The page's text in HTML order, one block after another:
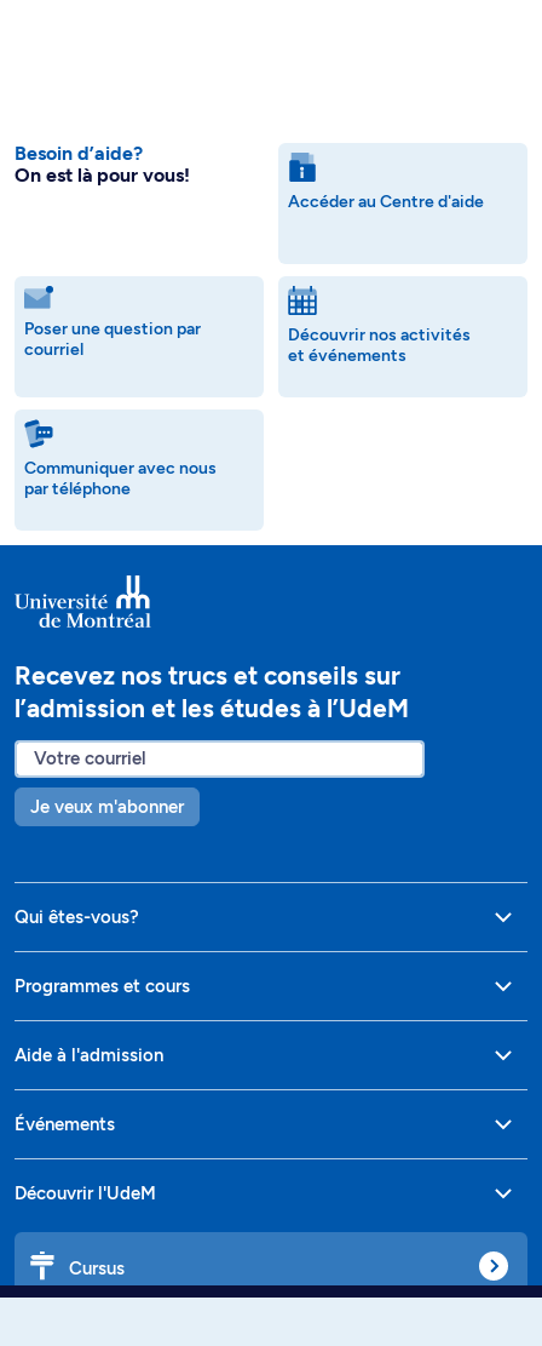
Besoin d’aide?
On est là pour vous!
Accéder au Centre d'aide
Poser une question par
courriel
Découvrir nos activités
et événements
Communiquer avec nous
par téléphone
Recevez nos trucs et conseils sur
l’admission et les études à l’UdeM
Je veux m'abonner
Qui êtes-vous?
Programmes et cours
Aide à l'admission
Événements
Découvrir l'UdeM
Cursus